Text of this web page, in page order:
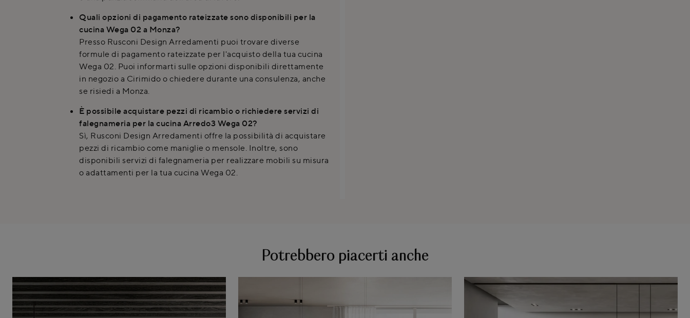
Quali opzioni di pagamento rateizzate sono disponibili per la
cucina Wega 02 a Monza?
Presso Rusconi Design Arredamenti puoi trovare diverse
formule di pagamento rateizzate per l'acquisto della tua cucina
Wega 02. Puoi informarti sulle opzioni disponibili direttamente
in negozio a Cirimido o chiedere durante una consulenza, anche
se risiedi a Monza.
È possibile acquistare pezzi di ricambio o richiedere servizi di
falegnameria per la cucina Arredo3 Wega 02?
Sì, Rusconi Design Arredamenti offre la possibilità di acquistare
pezzi di ricambio come maniglie o mensole. Inoltre, sono
disponibili servizi di falegnameria per realizzare mobili su misura
o adattamenti per la tua cucina Wega 02.
Potrebbero piacerti anche